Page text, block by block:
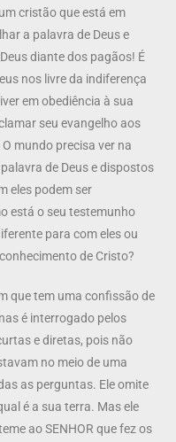
cristão que está em
a palavra de Deus e
diante dos pagãos! É
nos livre da indiferença
em obediência à sua
seu evangelho aos
mundo precisa ver na
de Deus e dispostos
eles podem ser
está o seu testemunho
para com eles ou
de Cristo?
que tem uma confissão de
é interrogado pelos
e diretas, pois não
no meio de uma
as perguntas. Ele omite
é a sua terra. Mas ele
ao SENHOR que fez os